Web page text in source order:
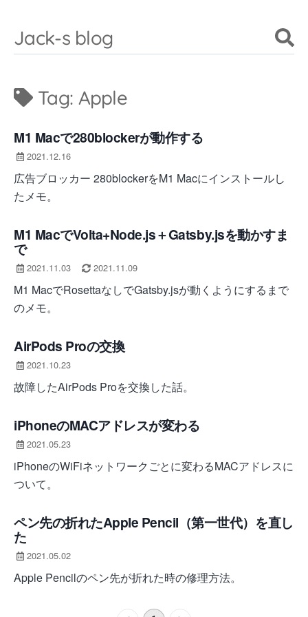
Jack-s blog
Tag: Apple
M1 Macで280blockerが動作する
2021.12.16
広告ブロッカー 280blockerをM1 Macにインストールし
たメモ。
M1 MacでVolta+Node.js＋Gatsby.jsを動かすま
で
2021.11.03 2021.11.09
M1 MacでRosettaなしでGatsby.jsが動くようにするまで
のメモ。
AirPods Proの交換
2021.10.23
故障したAirPods Proを交換した話。
iPhoneのMACアドレスが変わる
2021.05.23
iPhoneのWiFiネットワークごとに変わるMACアドレスに
ついて。
ペン先の折れたApple Pencil（第一世代）を直し
た
2021.05.02
Apple Pencilのペン先が折れた時の修理方法。